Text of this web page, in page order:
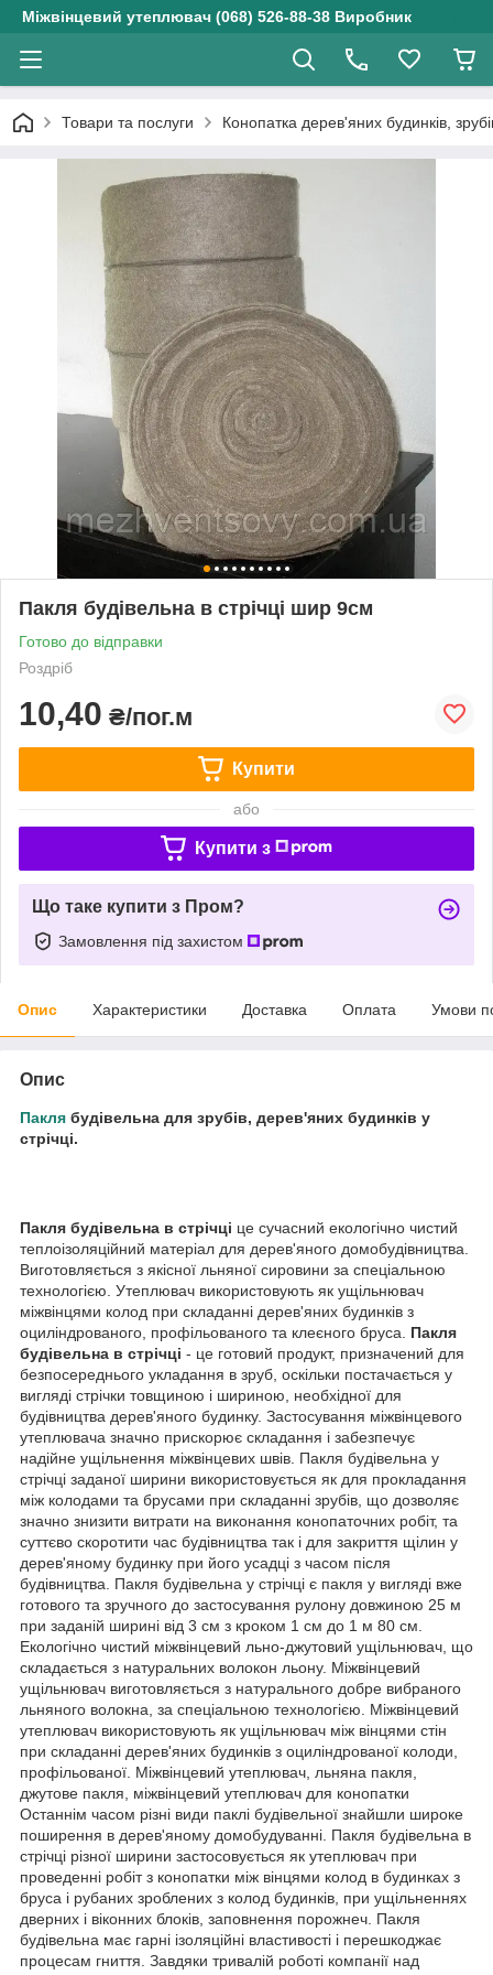
Міжвінцевий утеплювач (068) 526-88-38 Виробник
Товари та послуги Конопатка дерев'яних будинків,
Пакля будівельна в стрічці шир 9см
Готово до відправки
Роздріб
10,40 ₴/пог.м
Купити
або
Купити з
Що таке купити з Пром?
Замовлення під захистом
Опис Характеристики Доставка Оплата Умови
Опис
Пакля будівельна для зрубів, дерев'яних будинків у
стрічці.
Пакля будівельна в стрічці це сучасний екологічно чистий
теплоізоляційний матеріал для дерев'яного домобудівництва.
Виготовляється з якісної льняної сировини за спеціальною
технологією. Утеплювач використовують як ущільнювач
міжвінцями колод при складанні дерев'яних будинків з
оциліндрованого, профільованого та клеєного бруса. Пакля
будівельна в стрічці - це готовий продукт, призначений для
безпосереднього укладання в зруб, оскільки постачається у
вигляді стрічки товщиною і шириною, необхідної для
будівництва дерев'яного будинку. Застосування міжвінцевого
утеплювача значно прискорює складання і забезпечує
надійне ущільнення міжвінцевих швів. Пакля будівельна у
стрічці заданої ширини використовується як для прокладання
між колодами та брусами при складанні зрубів, що дозволяє
значно знизити витрати на виконання конопаточних робіт, та
суттєво скоротити час будівництва так і для закриття щілин у
дерев'яному будинку при його усадці з часом після
будівництва. Пакля будівельна у стрічці є пакля у вигляді вже
готового та зручного до застосування рулону довжиною 25 м
при заданій ширині від 3 см з кроком 1 см до 1 м 80 см.
Екологічно чистий міжвінцевий льно-джутовий ущільнювач, що
складається з натуральних волокон льону. Міжвінцевий
ущільнювач виготовляється з натурального добре вибраного
льняного волокна, за спеціальною технологією. Міжвінцевий
утеплювач використовують як ущільнювач між вінцями стін
при складанні дерев'яних будинків з оциліндрованої колоди,
профільованої. Міжвінцевий утеплювач, льняна пакля,
джутове пакля, міжвінцевий утеплювач для конопатки
Останнім часом різні види паклі будівельної знайшли широке
поширення в дерев'яному домобудуванні. Пакля будівельна в
стрічці різної ширини застосовується як утеплювач при
проведенні робіт з конопатки між вінцями колод в будинках з
бруса і рубаних зроблених з колод будинків, при ущільненнях
дверних і віконних блоків, заповнення порожнеч. Пакля
будівельна має гарні ізоляційні властивості і перешкоджає
процесам гниття. Завдяки тривалій роботі компанії над